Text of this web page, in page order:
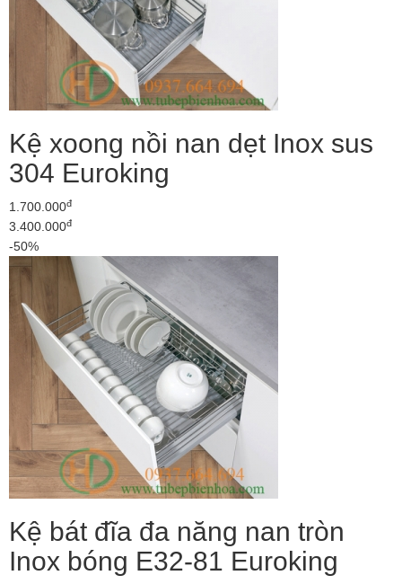
Kệ xoong nồi nan dẹt Inox sus
304 Euroking
1.700.000đ
3.400.000đ
-50%
Kệ bát đĩa đa năng nan tròn
Inox bóng E32-81 Euroking